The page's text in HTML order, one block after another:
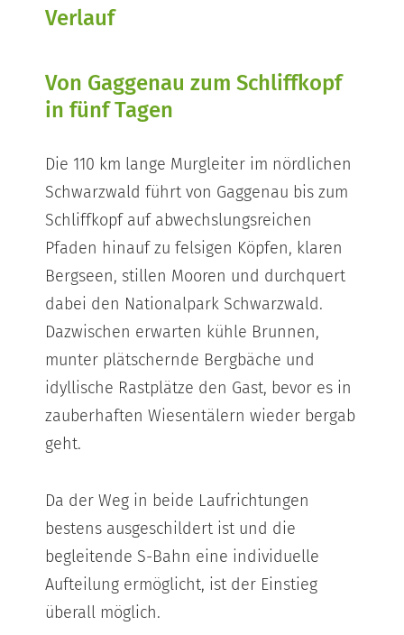
Verlauf
Von Gaggenau zum Schliffkopf
in fünf Tagen
Die 110 km lange Murgleiter im nördlichen
Schwarzwald führt von Gaggenau bis zum
Schliffkopf auf abwechslungsreichen
Pfaden hinauf zu felsigen Köpfen, klaren
Bergseen, stillen Mooren und durchquert
dabei den Nationalpark Schwarzwald.
Dazwischen erwarten kühle Brunnen,
munter plätschernde Bergbäche und
idyllische Rastplätze den Gast, bevor es in
zauberhaften Wiesentälern wieder bergab
geht.
Da der Weg in beide Laufrichtungen
bestens ausgeschildert ist und die
begleitende S-Bahn eine individuelle
Aufteilung ermöglicht, ist der Einstieg
überall möglich.